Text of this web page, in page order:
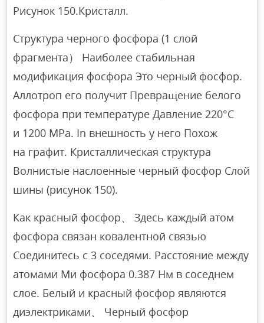
Рисунок 150.Кристалл.
Структура черного фосфора (1 слой
фрагмента） Наиболее стабильная
модификация фосфора Это черный фосфор.
Аллотроп его получит Превращение белого
фосфора при температуре Давление 220°C
и 1200 MPa. In внешность у него Похож
на графит. Кристаллическая структура
Волнистые наслоенные черный фосфор Слой
шины (рисунок 150).
Как красный фосфор、 Здесь каждый атом
фосфора связан ковалентной связью
Соединитесь с 3 соседями. Расстояние между
атомами Ми фосфора 0.387 Нм в соседнем
слое. Белый и красный фосфор являются
диэлектриками、 Черный фосфор